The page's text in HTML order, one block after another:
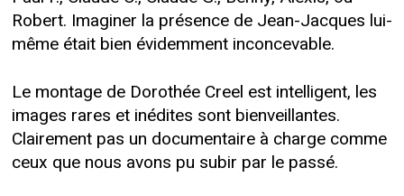
Robert. Imaginer la présence de Jean-Jacques lui-
même était bien évidemment inconcevable.
Le montage de Dorothée Creel est intelligent, les
images rares et inédites sont bienveillantes.
Clairement pas un documentaire à charge comme
ceux que nous avons pu subir par le passé.